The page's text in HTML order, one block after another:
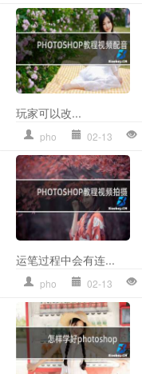
玩家可以改...
pho 02-13
运笔过程中会有连...
pho 02-13